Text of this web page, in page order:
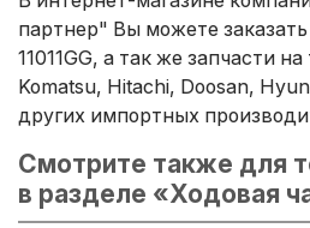
партнер" Вы можете
11011GG, а так же запчасти
Komatsu, Hitachi, Doosan,
других импортных
Смотрите также для
в разделе «Ходовая